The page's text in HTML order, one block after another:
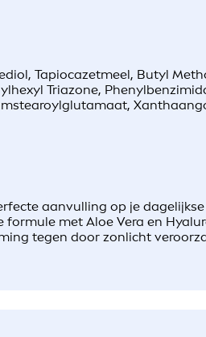
Tapiocazetmeel, Butyl
Triazone,
aanvulling op je
met Aloe Vera en
tegen door zonlicht